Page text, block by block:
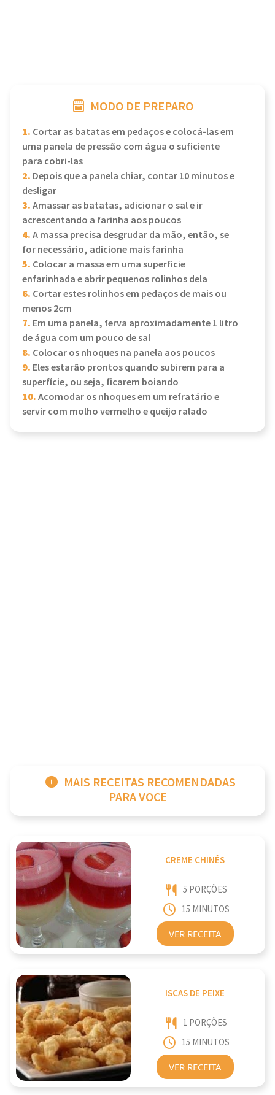
MODO DE PREPARO
1. Cortar as batatas em pedaços e colocá-las em
uma panela de pressão com água o suficiente
para cobri-las
2. Depois que a panela chiar, contar 10 minutos e
desligar
3.Amassar as batatas, adicionar o sal e ir
acrescentando a farinha aos poucos
4.A massa precisa desgrudar da mão, então, se
for necessário, adicione mais farinha
5. Colocar a massa em uma superfície
enfarinhada e abrir pequenos rolinhos dela
6. Cortar estes rolinhos em pedaços de mais ou
menos 2cm
7. Em uma panela, ferva aproximadamente 1 litro
de água com um pouco de sal
8. Colocar os nhoques na panela aos poucos
9. Eles estarão prontos quando subirem para a
superfície, ou seja, ficarem boiando
10.Acomodar os nhoques em um refratário e
servir com molho vermelho e queijo ralado
MAIS RECEITAS RECOMENDADAS
PARA VOCE
CREME CHINÊS
5 PORÇÕES
15 MINUTOS
VER RECEITA
ISCAS DE PEIXE
1 PORÇÕES
15 MINUTOS
VER RECEITA